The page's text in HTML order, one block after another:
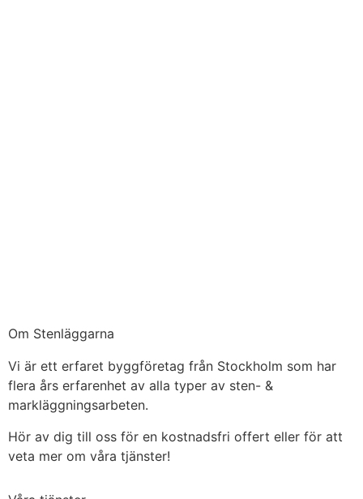
Om Stenläggarna
Vi är ett erfaret byggföretag från Stockholm som har
flera års erfarenhet av alla typer av sten- &
markläggningsarbeten.
Hör av dig till oss för en kostnadsfri offert eller för att
veta mer om våra tjänster!